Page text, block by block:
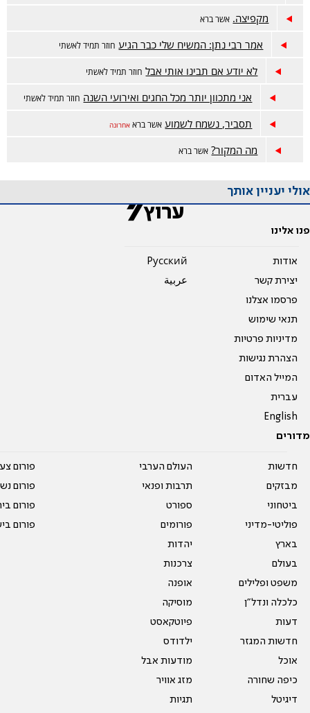
מקפיצה. אשר ברא
אמר רבי נתן: המשיח שלי כבר הגיע חוזר תמיד לאשתי
לא יודע אם תבינו אותי אבל חוזר תמיד לאשתי
אני מתכוון יותר מכל החגים ואירועי השנה חוזר תמיד לאשתי
תסביר, נשמח לשמוע אשר ברא אחרונה
מה המקור? אשר ברא
אולי יעניין אותך
פנו אלינו
אודות
יצירת קשר
פרסמו אצלנו
תנאי שימוש
מדיניות פרטיות
הצהרת נגישות
המייל האדום
עברית
English
Pусский
عربية
מדורים
חדשות
מבזקים
ביטחוני
פוליטי-מדיני
בארץ
בעולם
משפט ופלילים
כלכלה ונדל"ן
דעות
חדשות המגזר
אוכל
כיפה שחורה
דיגיטל
העולם הערבי
תרבות ופנאי
ספורט
פורומים
יהדות
צרכנות
אופנה
מוסיקה
פיוטקאסט
ילדודס
מודעות אבל
מזג אוויר
תגיות
פורום
פורום
פורום
פורום